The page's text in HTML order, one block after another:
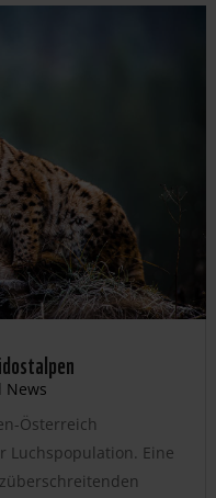
News
Österreich
Luchspopulation. Eine